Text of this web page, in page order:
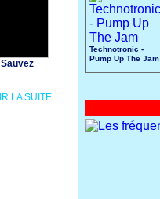
LA SUITE
Technotronic -
Pump Up The Jam